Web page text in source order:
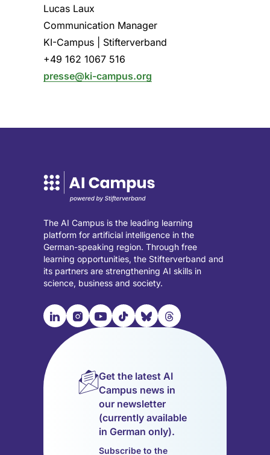
Lucas Laux
Communication Manager
KI-Campus | Stifterverband
+49 162 1067 516
presse@ki-campus.org
The AI Campus is the leading learning
platform for artificial intelligence in the
German-speaking region. Through free
learning opportunities, the Stifterverband and
its partners are strengthening AI skills in
science, business and society.

Visit
our
LinkedIn
(opens
📹︎
Visit
our
(opens
in
📺︎
Visit
(opens
in
a
new
tab)
🎵︎
Visit
(opens
in
a
new
tab)
🦋︎
Visit
(opens
in
a
new
tab)
🧵︎
Visit
(opens
in
new
tab)
Get the latest AI
Campus news in
our newsletter
(currently available
in German only).
Subscribe to the